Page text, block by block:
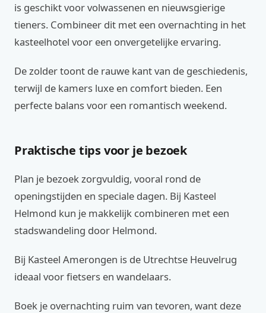
is geschikt voor volwassenen en nieuwsgierige
tieners. Combineer dit met een overnachting in het
kasteelhotel voor een onvergetelijke ervaring.
De zolder toont de rauwe kant van de geschiedenis,
terwijl de kamers luxe en comfort bieden. Een
perfecte balans voor een romantisch weekend.
Praktische tips voor je bezoek
Plan je bezoek zorgvuldig, vooral rond de
openingstijden en speciale dagen. Bij Kasteel
Helmond kun je makkelijk combineren met een
stadswandeling door Helmond.
Bij Kasteel Amerongen is de Utrechtse Heuvelrug
ideaal voor fietsers en wandelaars.
Boek je overnachting ruim van tevoren, want deze